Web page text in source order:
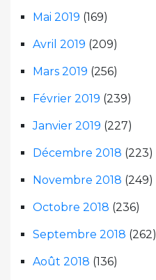
Mai 2019 (169)
Avril 2019 (209)
Mars 2019 (256)
Février 2019 (239)
Janvier 2019 (227)
Décembre 2018 (223)
Novembre 2018 (249)
Octobre 2018 (236)
Septembre 2018 (262)
Août 2018 (136)